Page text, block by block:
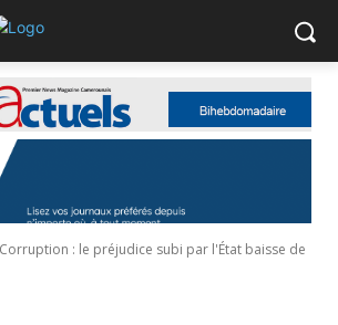
Corruption : le préjudice subi par l'État baisse de